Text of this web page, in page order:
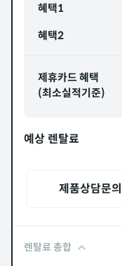
혜택1
혜택2
제휴카드 혜택
(최소실적기준)
예상 렌탈료
제품상담문의
렌탈료 총합